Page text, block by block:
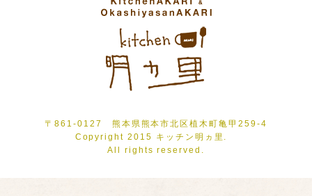
〒861-0127 熊本県熊本市北区植木町亀甲259-4
Copyright 2015 キッチン明ヵ里.
All rights reserved.